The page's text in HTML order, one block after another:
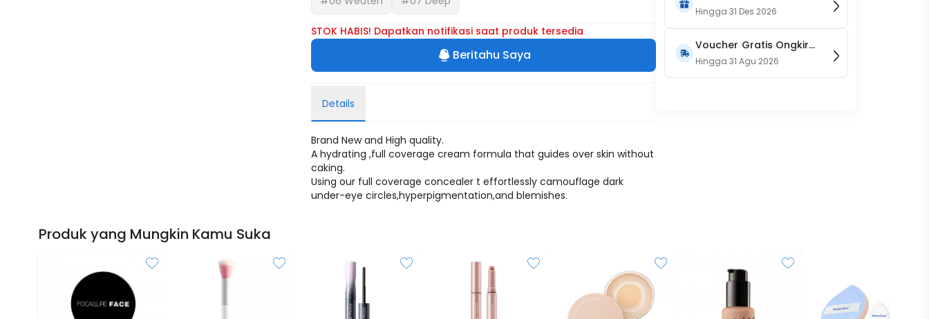
STOK HABIS! Dapatkan notifikasi saat produk tersedia
Beritahu Saya
Details
Brand New and High quality.
A hydrating ,full coverage cream formula that guides over skin without
caking.
Using our full coverage concealer t effortlessly camouflage dark
under-eye circles,hyperpigmentation,and blemishes.
Hingga31 Des 2026
Voucher Gratis Ongkir
15RB (Only on Website)
Hingga31 Agu 2026
Produk yang Mungkin Kamu Suka